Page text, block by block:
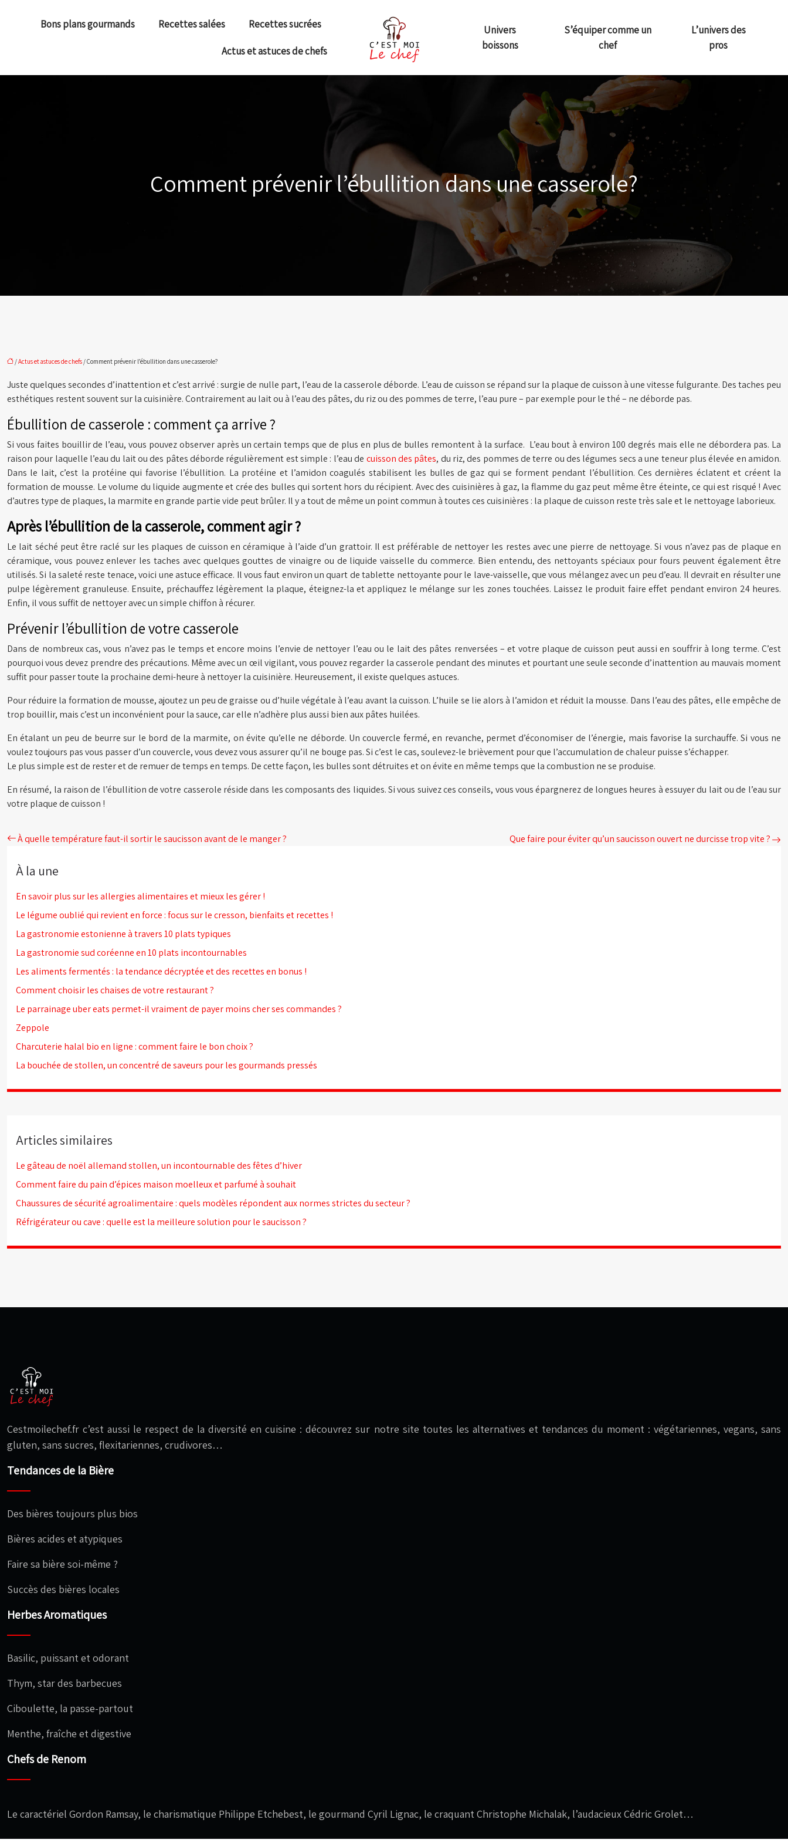
Recettes sucrées
Recettes salées
Bons plans gourmands
Actus et astuces de chefs
Univers
boissons
S’équiper comme un
chef
L’univers des
pros
Comment prévenir l’ébullition dans une casserole?
/Actus et astuces de chefs / Comment prévenir l’ébullition dans une casserole?
Juste quelques secondes d’inattention et c’est arrivé : surgie de nulle part, l’eau de la casserole déborde. L’eau de cuisson se répand sur la plaque de cuisson à une vitesse fulgurante. Des taches peu
esthétiques restent souvent sur la cuisinière. Contrairement au lait ou à l’eau des pâtes, du riz ou des pommes de terre, l’eau pure – par exemple pour le thé – ne déborde pas.
Ébullition de casserole : comment ça arrive ?
Si vous faites bouillir de l’eau, vous pouvez observer après un certain temps que de plus en plus de bulles remontent à la surface. L’eau bout à environ 100 degrés mais elle ne débordera pas. La
raison pour laquelle l’eau du lait ou des pâtes déborde régulièrement est simple : l’eau de cuisson des pâtes, du riz, des pommes de terre ou des légumes secs a une teneur plus élevée en amidon.
Dans le lait, c’est la protéine qui favorise l’ébullition. La protéine et l’amidon coagulés stabilisent les bulles de gaz qui se forment pendant l’ébullition. Ces dernières éclatent et créent la
formation de mousse. Le volume du liquide augmente et crée des bulles qui sortent hors du récipient. Avec des cuisinières à gaz, la flamme du gaz peut même être éteinte, ce qui est risqué ! Avec
d’autres type de plaques, la marmite en grande partie vide peut brûler. Il y a tout de même un point commun à toutes ces cuisinières : la plaque de cuisson reste très sale et le nettoyage laborieux.
Après l’ébullition de la casserole, comment agir ?
Le lait séché peut être raclé sur les plaques de cuisson en céramique à l’aide d’un grattoir. Il est préférable de nettoyer les restes avec une pierre de nettoyage. Si vous n’avez pas de plaque en
céramique, vous pouvez enlever les taches avec quelques gouttes de vinaigre ou de liquide vaisselle du commerce. Bien entendu, des nettoyants spéciaux pour fours peuvent également être
utilisés. Si la saleté reste tenace, voici une astuce efficace. Il vous faut environ un quart de tablette nettoyante pour le lave-vaisselle, que vous mélangez avec un peu d’eau. Il devrait en résulter une
pulpe légèrement granuleuse. Ensuite, préchauffez légèrement la plaque, éteignez-la et appliquez le mélange sur les zones touchées. Laissez le produit faire effet pendant environ 24 heures.
Enfin, il vous suffit de nettoyer avec un simple chiffon à récurer.
Prévenir l’ébullition de votre casserole
Dans de nombreux cas, vous n’avez pas le temps et encore moins l’envie de nettoyer l’eau ou le lait des pâtes renversées – et votre plaque de cuisson peut aussi en souffrir à long terme. C’est
pourquoi vous devez prendre des précautions. Même avec un œil vigilant, vous pouvez regarder la casserole pendant des minutes et pourtant une seule seconde d’inattention au mauvais moment
suffit pour passer toute la prochaine demi-heure à nettoyer la cuisinière. Heureusement, il existe quelques astuces.
Pour réduire la formation de mousse, ajoutez un peu de graisse ou d’huile végétale à l’eau avant la cuisson. L’huile se lie alors à l’amidon et réduit la mousse. Dans l’eau des pâtes, elle empêche de
trop bouillir, mais c’est un inconvénient pour la sauce, car elle n’adhère plus aussi bien aux pâtes huilées.
En étalant un peu de beurre sur le bord de la marmite, on évite qu’elle ne déborde. Un couvercle fermé, en revanche, permet d’économiser de l’énergie, mais favorise la surchauffe. Si vous ne
voulez toujours pas vous passer d’un couvercle, vous devez vous assurer qu’il ne bouge pas. Si c’est le cas, soulevez-le brièvement pour que l’accumulation de chaleur puisse s’échapper.
Le plus simple est de rester et de remuer de temps en temps. De cette façon, les bulles sont détruites et on évite en même temps que la combustion ne se produise.
En résumé, la raison de l’ébullition de votre casserole réside dans les composants des liquides. Si vous suivez ces conseils, vous vous épargnerez de longues heures à essuyer du lait ou de l’eau sur
votre plaque de cuisson !
À quelle température faut-il sortir le saucisson avant de le manger ? Que faire pour éviter qu’un saucisson ouvert ne durcisse trop vite ?
À la une
En savoir plus sur les allergies alimentaires et mieux les gérer !
Le légume oublié qui revient en force : focus sur le cresson, bienfaits et recettes !
La gastronomie estonienne à travers 10 plats typiques
La gastronomie sud coréenne en 10 plats incontournables
Les aliments fermentés : la tendance décryptée et des recettes en bonus !
Comment choisir les chaises de votre restaurant ?
Le parrainage uber eats permet-il vraiment de payer moins cher ses commandes ?
Zeppole
Charcuterie halal bio en ligne : comment faire le bon choix ?
La bouchée de stollen, un concentré de saveurs pour les gourmands pressés
Articles similaires
Le gâteau de noël allemand stollen, un incontournable des fêtes d’hiver
Comment faire du pain d’épices maison moelleux et parfumé à souhait
Chaussures de sécurité agroalimentaire : quels modèles répondent aux normes strictes du secteur ?
Réfrigérateur ou cave : quelle est la meilleure solution pour le saucisson ?
Cestmoilechef.fr c’est aussi le respect de la diversité en cuisine : découvrez sur notre site toutes les alternatives et tendances du moment : végétariennes, vegans, sans
gluten, sans sucres, flexitariennes, crudivores…
Tendances de la Bière
Des bières toujours plus bios
Bières acides et atypiques
Faire sa bière soi-même ?
Succès des bières locales
Herbes Aromatiques
Basilic, puissant et odorant
Thym, star des barbecues
Ciboulette, la passe-partout
Menthe, fraîche et digestive
Chefs de Renom
Le caractériel Gordon Ramsay, le charismatique Philippe Etchebest, le gourmand Cyril Lignac, le craquant Christophe Michalak, l’audacieux Cédric Grolet…